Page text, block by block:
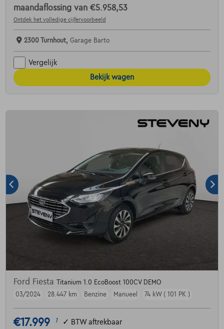
maandaflossing van €5.958,53
Ontdek het volledige cijfervoorbeeld
2300 Turnhout, Garage Barto
Vergelijk
Bekijk wagen
Ford Fiesta Titanium 1.0 EcoBoost 100CV DEMO
03/2024
28.447 km Benzine Manueel 74 kW ( 101 PK )
€17.999 1 ✓ BTW aftrekbaar